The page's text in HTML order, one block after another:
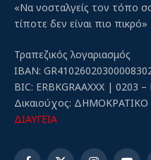
«Να νοσταλγείς τον τόπο
τίποτε δεν είναι πιο
Τραπεζικός λογαριασμός
IBAN:
BIC: ERBKGRAAXXX | 0203
Δικαιούχος:
ΔΙΑΥΓΕΙΑ